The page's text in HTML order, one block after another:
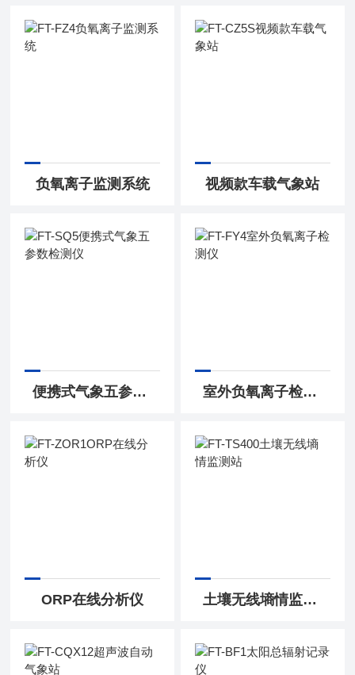
负氧离子监测系统 视频款车载气象站
便携式气象五参数检测仪 室外负氧离子检测仪
ORP在线分析仪 土壤无线墒情监测站